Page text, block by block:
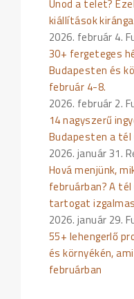
Unod a telet?
kiállítások
2026. február 4.
30+ fergeteges
Budapesten és
február 4-8.
2026. február 2.
14 nagyszerű
Budapesten a
2026. január 31.
Hová menjünk,
februárban? A
tartogat
2026. január 29.
55+ lehengerlő
és környékén,
februárban